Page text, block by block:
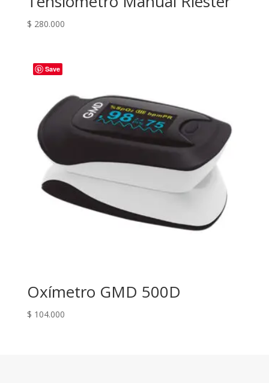
$ 280.000
Save
Oxímetro GMD 500D
$ 104.000